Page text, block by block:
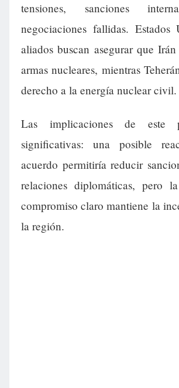
tensiones, sanciones
negociaciones fallidas. Estados
aliados buscan asegurar que
armas nucleares, mientras
derecho a la energía nuclear civil.
Las implicaciones de este
significativas: una posible
acuerdo permitiría reducir
relaciones diplomáticas, pero
compromiso claro mantiene la
la región.